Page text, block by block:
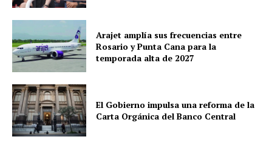
Arajet amplía sus frecuencias entre
Rosario y Punta Cana para la
temporada alta de 2027
El Gobierno impulsa una reforma de la
Carta Orgánica del Banco Central